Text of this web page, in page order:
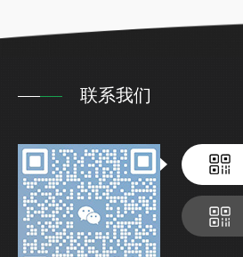
联系我们